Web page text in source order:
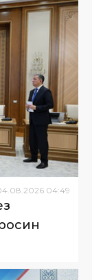
08 2026 04:49